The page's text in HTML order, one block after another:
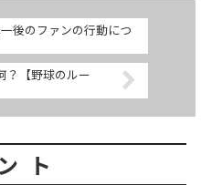
後のファンの行動につ
？【野球のルー
ト